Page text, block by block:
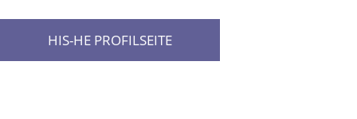
HIS-HE PROFILSEITE